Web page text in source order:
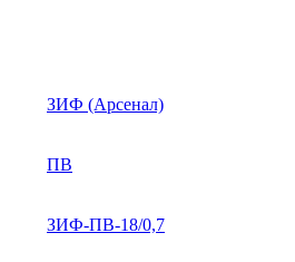
ЗИФ (Арсенал)
ПВ
ЗИФ-ПВ-18/0,7